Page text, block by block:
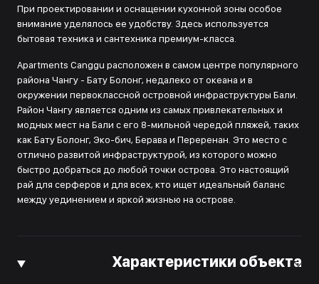
При проектировании и оснащении кухонной зоны особое
внимание уделялось ее удобству. Здесь используется
бытовая техника и сантехника премиум-класса.
Apartments Canggu расположен в самом центре популярного
района Чангу - Бату Болонг, недалеко от океана и в
окружении первоклассной островной инфраструктуры Бали.
Район Чангу является одним из самых привлекательных и
модных мест на Бали с его 8-мильной чередой пляжей, таких
как Бату Болонг, Эко-бич, Берава и Переренан. Это место с
отлично развитой инфраструктурой, из которого можно
быстро добраться до любой точки острова. Это настоящий
рай для серферов и для всех, кто ищет идеальный баланс
между уединением и яркой жизнью на острове.
Характеристики объекта